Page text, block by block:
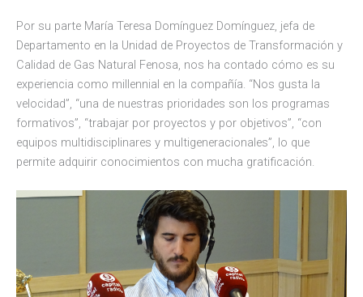
Por su parte María Teresa Domínguez Domínguez, jefa de
Departamento en la Unidad de Proyectos de Transformación y
Calidad de Gas Natural Fenosa, nos ha contado cómo es su
experiencia como millennial en la compañía. “Nos gusta la
velocidad”, “una de nuestras prioridades son los programas
formativos”, “trabajar por proyectos y por objetivos”, “con
equipos multidisciplinares y multigeneracionales”, lo que
permite adquirir conocimientos con mucha gratificación.